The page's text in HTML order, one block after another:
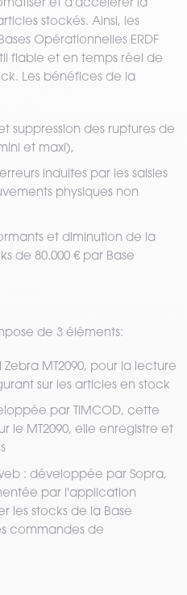
stockés. Ainsi, les
Opérationnelles ERDF
fiable et en temps réel de
Les bénéfices de la
suppression des ruptures de
et maxi),
induites par les saisies
physiques non
et diminution de la
de 80.000 € par Base
de 3 éléments:
MT2090, pour la lecture
sur les articles en stock
par TIMCOD, cette
le MT2090, elle enregistre et
: développée par Sopra,
par l'application
les stocks de la Base
commandes de